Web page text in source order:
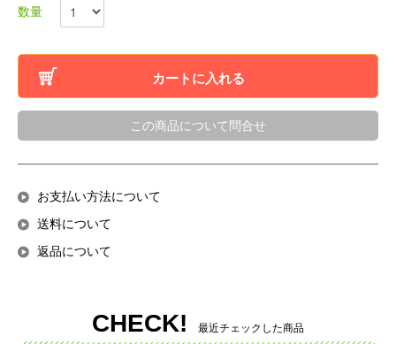
数量
カートに入れる
この商品について問合せ
お支払い方法について
送料について
返品について
CHECK! 最近チェックした商品